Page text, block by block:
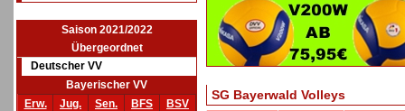
Saison 2021/2022
Übergeordnet
Deutscher VV
Bayerischer VV
Erw.
Jug. Sen. BFS
BSV
SG Bayerwald Volleys